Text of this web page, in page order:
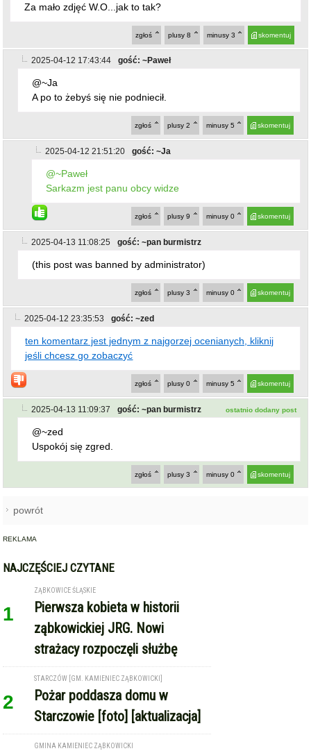
Za mało zdjęć W.O...jak to tak?
skomentuj
minusy 3
plusy 8
zgłoś
2025-04-12 17:43:44 gość: ~Paweł
@~Ja
A po to żebyś się nie podniecił.
skomentuj
minusy 5
plusy 2
zgłoś
2025-04-12 21:51:20 gość: ~Ja
@~Paweł
Sarkazm jest panu obcy widze
skomentuj
minusy 0
plusy 9
zgłoś
2025-04-13 11:08:25 gość: ~pan burmistrz
(this post was banned by administrator)
skomentuj
minusy 0
plusy 3
zgłoś
2025-04-12 23:35:53 gość: ~zed
ten komentarz jest jednym z najgorzej ocenianych, kliknij
jeśli chcesz go zobaczyć
skomentuj
minusy 5
plusy 0
zgłoś
2025-04-13 11:09:37 gość: ~pan burmistrz ostatnio dodany post
@~zed
Uspokój się zgred.
skomentuj
minusy 0
plusy 3
zgłoś
powrót
REKLAMA
NAJCZĘŚCIEJ CZYTANE
1
ZĄBKOWICE ŚLĄSKIE
Pierwsza kobieta w historii
ząbkowickiej JRG. Nowi
strażacy rozpoczęli służbę
2
STARCZÓW [GM. KAMIENIEC ZĄBKOWICKI]
Pożar poddasza domu w
Starczowie [foto] [aktualizacja]
GMINA KAMIENIEC ZĄBKOWICKI